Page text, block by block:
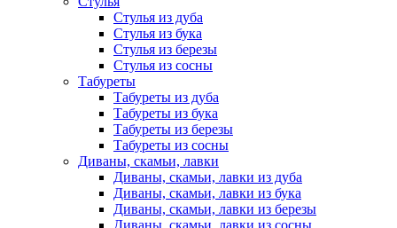
Стулья из дуба
Стулья из бука
Стулья из березы
Стулья из сосны
Табуреты
Табуреты из дуба
Табуреты из бука
Табуреты из березы
Табуреты из сосны
Диваны, скамьи, лавки
Диваны, скамьи, лавки из дуба
Диваны, скамьи, лавки из бука
Диваны, скамьи, лавки из березы
Диваны, скамьи, лавки из сосны